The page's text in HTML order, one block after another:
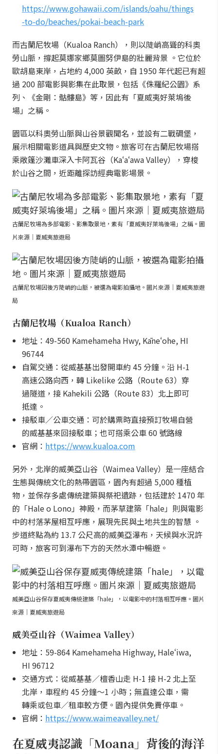
https://www.gohawaii.com/islands/oahu/things
-to-do/beaches/pokai-beach-park
而古蘭尼牧場（Kualoa Ranch），則以陡峭高聳的科奧
勞山脈，撐起莫娜家鄉莫圖努伊島的壯麗背景 。它位於
歐胡島東岸，占地約 4,000 英畝，自 1950 年代起已有超
過 200 部電影與影集在此取景，包括《侏羅紀公園》系
列、《金剛：骷髏島》等，因此有「夏威夷好萊塢後
場」之稱。
園區以科奧勞山脈與山谷景觀聞名，並設有二戰碉堡，
展示相關電影道具與歷史文物。旅客可在古蘭尼牧場搭
乘敞篷沙灘車深入卡阿瓦谷（Kaʻaʻawa Valley），穿梭
於山谷之間，近距離探訪經典電影場景。
古蘭尼牧場為多部電影、影集取景地，素有「夏威夷好萊塢後場」之稱。圖
片來源｜夏威夷旅遊局
古蘭尼牧場因後方陡峭的山脈，被選為電影拍攝地。圖片來源｜夏威夷旅遊
局
古蘭尼牧場（Kualoa Ranch）
地址：49-560 Kamehameha Hwy, Kāneʻohe, HI
96744
自駕交通：從威基基出發開車約 45 分鐘。沿 H-1
高速公路向西，轉 Likelike 公路（Route 63）穿
過隧道，接 Kahekili 公路（Route 83）北上即可
抵達。
接駁車／公車交通：可於購票時直接預訂牧場自營
的威基基來回接駁車；也可搭乘公車 60 號路線
官網： https://www.kualoa.com
另外，北岸的威美亞山谷（Waimea Valley）是一座結合
生態與傳統文化的熱帶園區，園內有超過 5,000 種植
物，並保存多處傳統建築與祭祀遺跡，包括建於 1470 年
的「Hale o Lono」神殿，而茅草建築「hale」則與電影
中的村落茅屋相互呼應，展現先民與土地共生的智慧 。
步道終點為約 13.7 公尺高的威美亞瀑布，天候與水況許
可時，旅客可到瀑布下方的天然水潭中暢遊。
威美亞山谷保存夏威夷傳統建築「hale」，以電影中的村落相互呼應。圖片
來源｜夏威夷旅遊局
威美亞山谷（Waimea Valley）
地址：59-864 Kamehameha Highway, Haleʻiwa,
HI 96712
交通方式：從威基基／檀香山走 H-1 接 H-2 北上至
北岸，車程約 45 分鐘～1 小時；無直達公車，需
轉乘或包車／租車較方便。園內提供免費停車。
官網： https://www.waimeavalley.net/
在夏威夷認識「Moana」背後的海洋